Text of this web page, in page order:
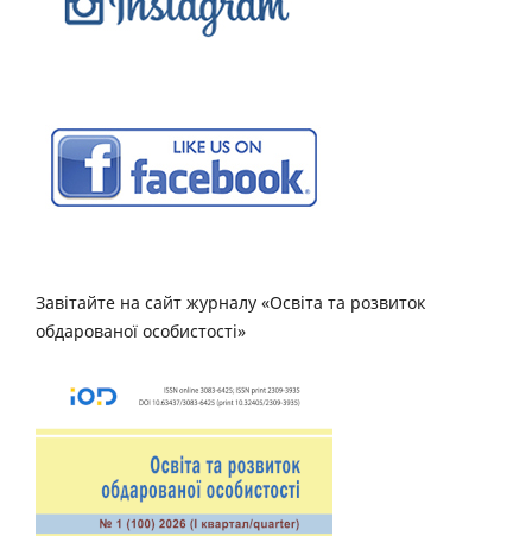
Завітайте на сайт журналу «Освіта та розвиток
обдарованої особистості»